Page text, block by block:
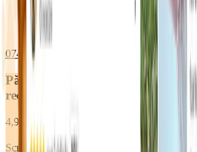
0748 096 612
Părinții de animăluțe ne
recomandă
4,9 ★
Scrie o recenzie